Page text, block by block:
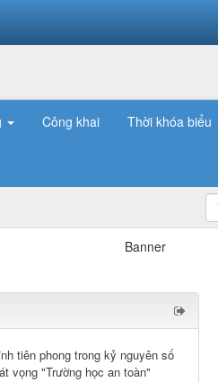
Công khai Thời khóa biểu
tiên phong trong kỷ nguyên số
vọng "Trường học an toàn"